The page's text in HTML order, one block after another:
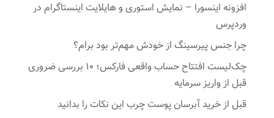
افزونه اینسورا – نمایش استوری و هایلایت اینستاگرام در
وردپرس
چرا جنس پیرسینگ از خودش مهم‌تر بود برام؟
چک‌لیست افتتاح حساب واقعی فارکس؛ ۱۰ بررسی ضروری
قبل از واریز سرمایه
قبل از خرید آبرسان پوست چرب این نکات را بدانید